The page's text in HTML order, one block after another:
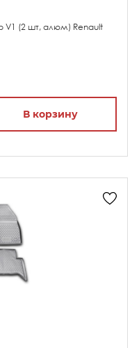
V1 (2 шт, алюм) Renault
В корзину